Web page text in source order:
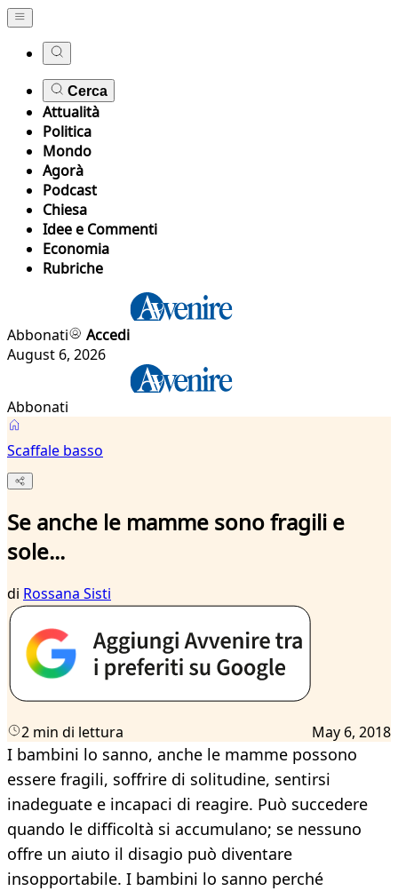
Cerca
Attualità
Politica
Mondo
Agorà
Podcast
Chiesa
Idee e Commenti
Economia
Rubriche
Abbonati
Accedi
August 6, 2026
Abbonati
Scaffale basso
Se anche le mamme sono fragili e
sole...
di Rossana Sisti
2 min di lettura May 6, 2018
I bambini lo sanno, anche le mamme possono
essere fragili, soffrire di solitudine, sentirsi
inadeguate e incapaci di reagire. Può succedere
quando le difficoltà si accumulano; se nessuno
offre un aiuto il disagio può diventare
insopportabile. I bambini lo sanno perché